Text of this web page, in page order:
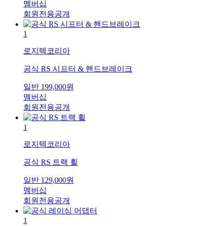
멤버십
회원전용공개
1
로지텍코리아
공식 RS 시프터 & 핸드브레이크
일반 199,000원
멤버십
회원전용공개
1
로지텍코리아
공식 RS 트랙 휠
일반 129,000원
멤버십
회원전용공개
1